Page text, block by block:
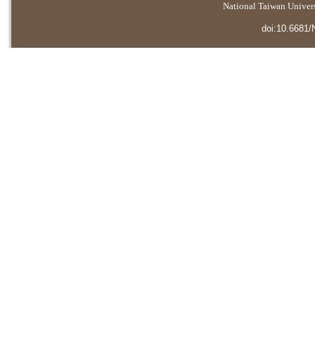
National Taiwan
doi:10.6681/